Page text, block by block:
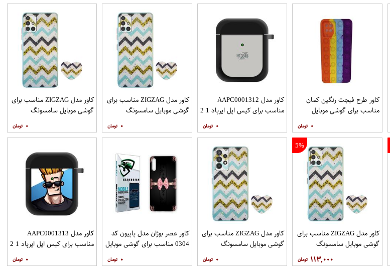
کاور طرح فیجت رنگین کمان
مناسب برای گوشی موبایل
۰
کاور مدل AAPC0001312
مناسب برای کیس اپل ایرپاد 1 2
۰
کاور مدل ZIGZAG مناسب برای
گوشی موبایل سامسونگ
نگهدارنده
۰
کاور مدل ZIGZAG مناسب برای
گوشی موبایل سامسونگ
نگهدارنده
۰
5%
کاور مدل ZIGZAG مناسب برای
گوشی موبایل سامسونگ
Galaxy A71 به همراه پایه
نگهدارنده
۱۱۳,۰۰۰
کاور مدل ZIGZAG مناسب برای
گوشی موبایل سامسونگ
پایه نگهدارنده
۰
کاور عصر بوژان مدل پاپیون کد
0304 مناسب برای گوشی موبایل
۰
کاور مدل AAPC0001313
مناسب برای کیس اپل ایرپاد 1 2
۰